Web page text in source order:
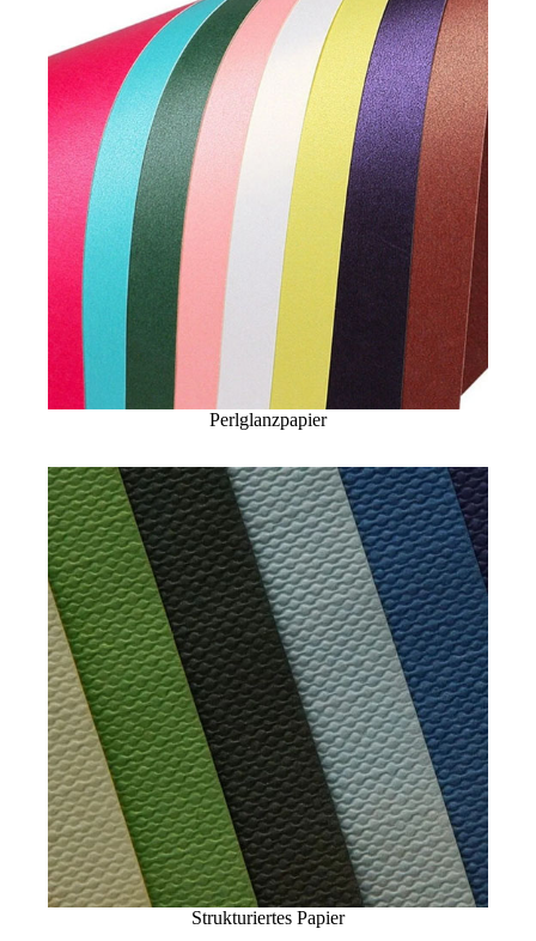
Perlglanzpapier
Strukturiertes Papier